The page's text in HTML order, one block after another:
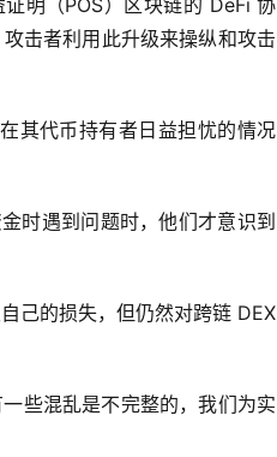
明（POS）区块链的 DeFi 协
击者利用此升级来操纵和攻击
其代币持有者日益担忧的情况
时遇到问题时，他们才意识到
己的损失，但仍然对跨链 DEX
些混乱是不完整的，我们为实